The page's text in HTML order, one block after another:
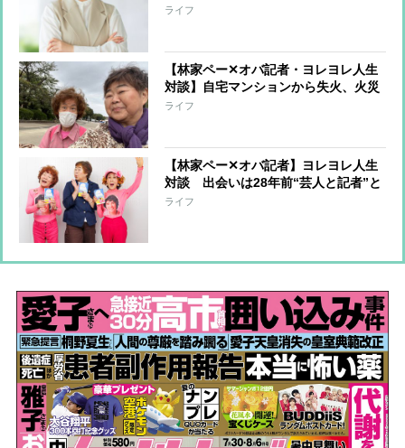
まっている」オバ記者（69）は“老年
ライフ
【林家ペー✕オバ記者・ヨレヨレ人生
対談】自宅マンションから失火、火災
保険に入っておらず周辺住宅への補償
ライフ
【林家ペー✕オバ記者】ヨレヨレ人生
対談 出会いは28年前“芸人と記者”と
いう関係から“芸人とマネジャー”にな
ライフ